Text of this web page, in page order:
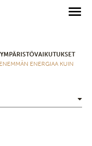
ENERGIAA KUIN